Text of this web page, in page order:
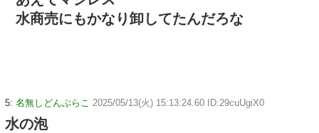
水商売にもかなり卸してたんだろな
5: 名無しどんぶらこ 2025/05/13(火) 15:13:24.60 ID:29cuUgiX0
水の泡